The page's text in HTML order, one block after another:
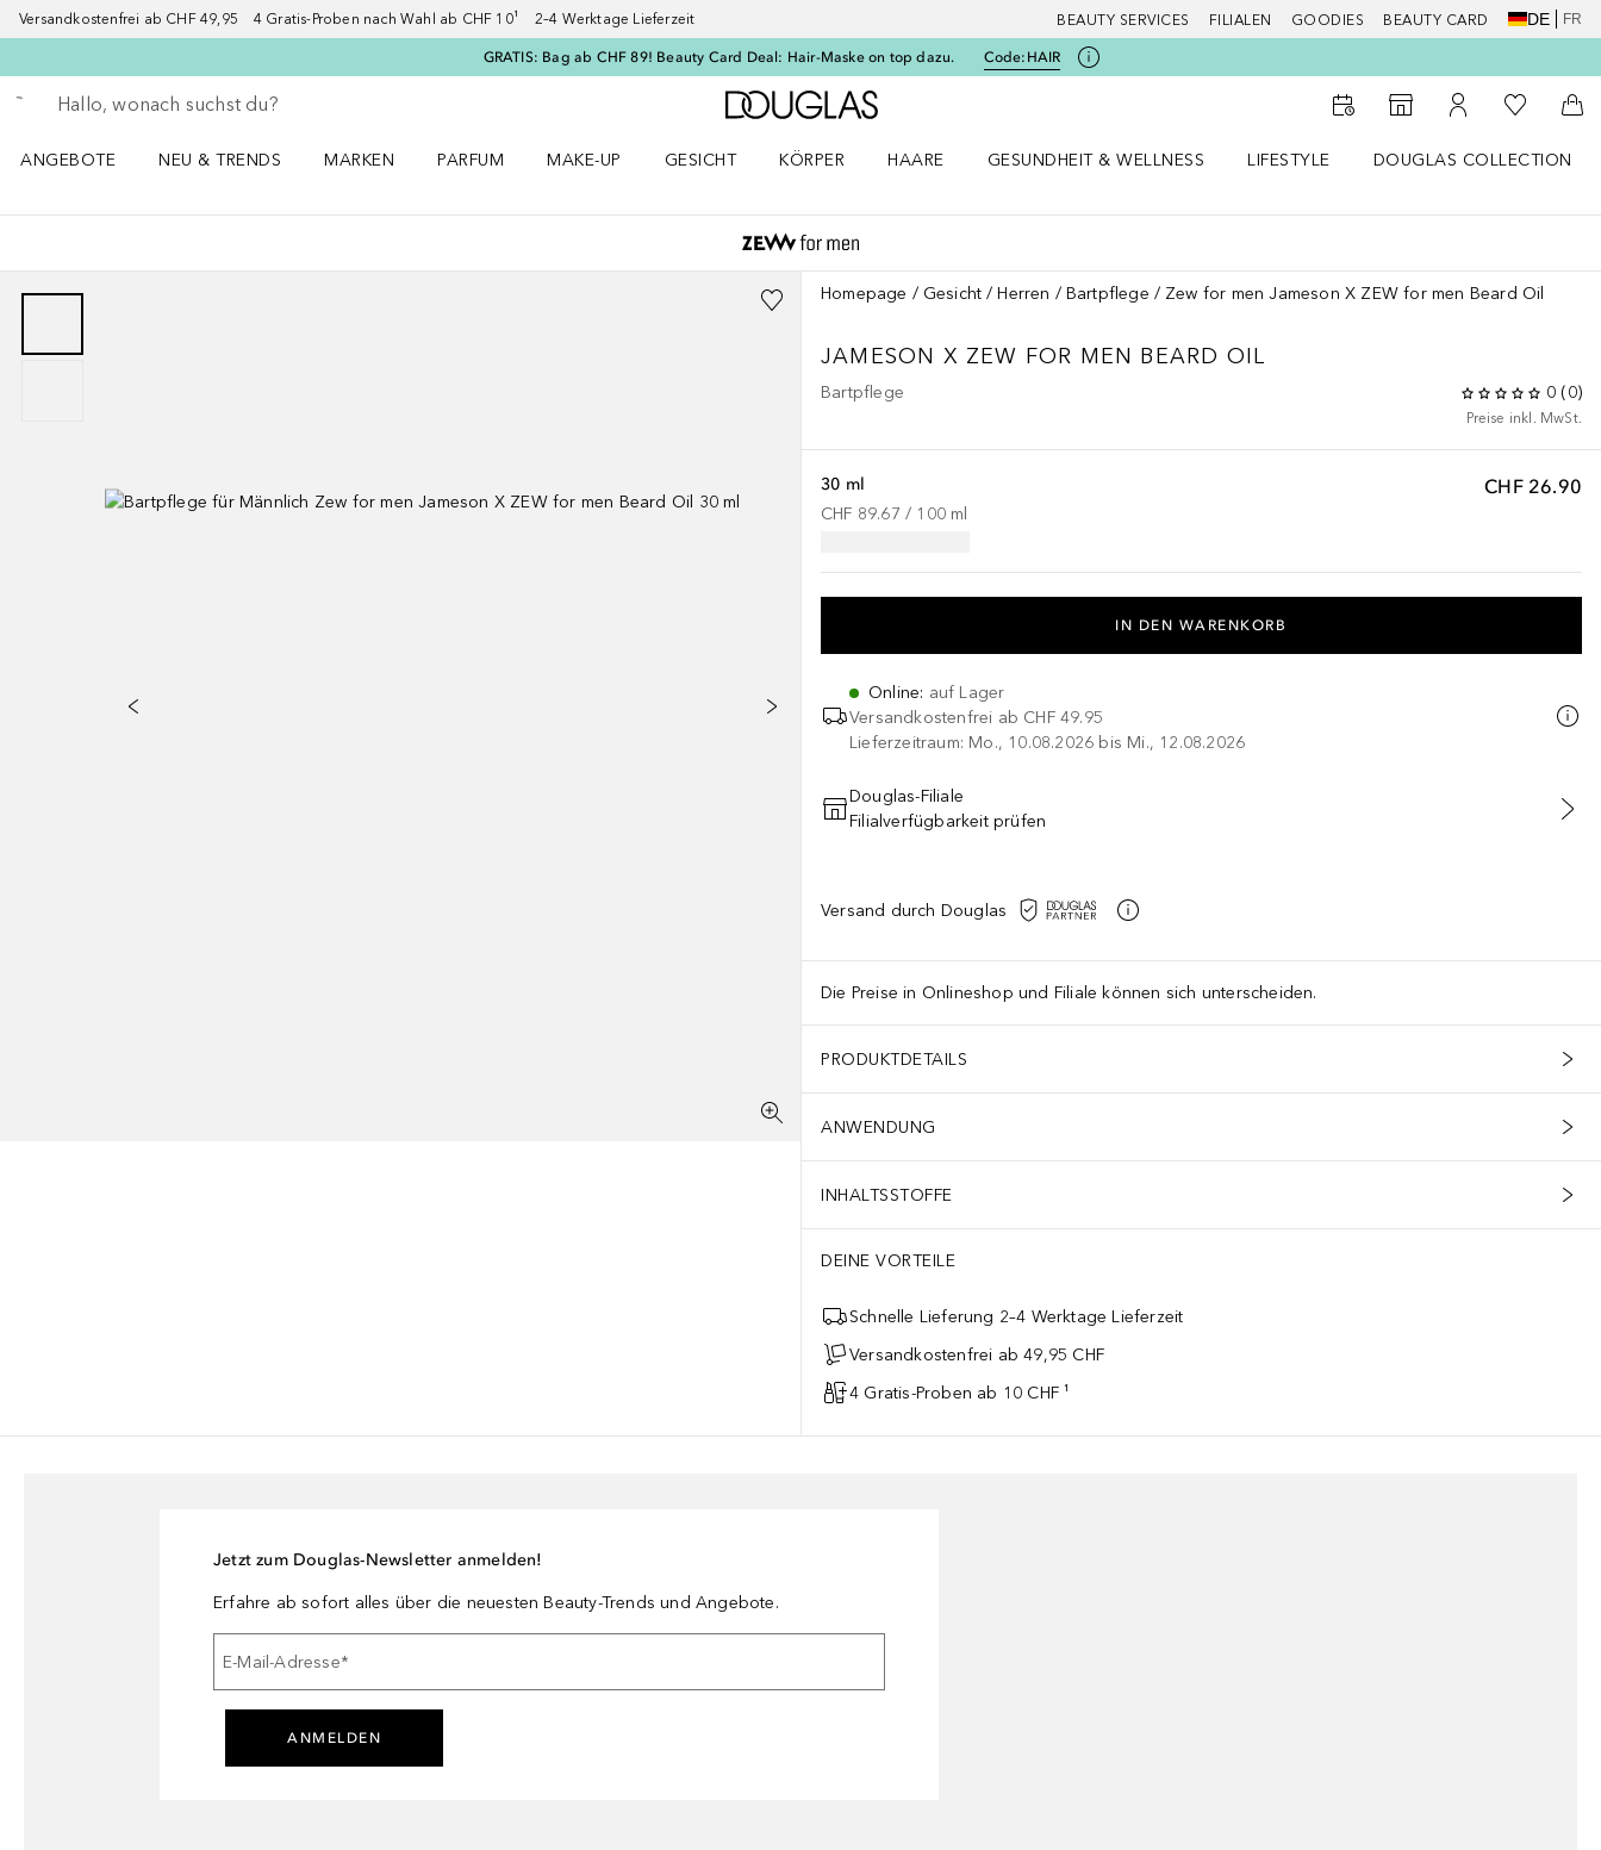
Versandkostenfrei ab CHF 49,95 4 Gratis-Proben nach Wahl ab CHF 10¹ 2–4 Werktage Lieferzeit BEAUTY SERVICES FILIALEN GOODIES BEAUTY CARD DE FR
GRATIS: Bag ab CHF 89! Beauty Card Deal: Hair-Maske on top dazu. Code: HAIR
Gehe zurück
Suche ausführen
Zur Douglas Startseite
Zum Storefinder
Zu Meinem
Zu Meiner
ANGEBOTE
NEU & TRENDS
MARKEN
PARFUM
MAKE-UP
GESICHT
KÖRPER
HAARE
GESUNDHEIT & WELLNESS
LIFESTYLE
DOUGLAS COLLECTION
Homepage Gesicht Herren Bartpflege Zew for men Jameson X ZEW for men Beard Oil
JAMESON X ZEW FOR MEN BEARD OIL
Bartpflege 0 (0)
Preise inkl. MwSt.
CHF 26.90
30 ml
CHF 89.67 / 100 ml
IN DEN WARENKORB
Online: auf Lager
Versandkostenfrei ab CHF 49.95
Lieferzeitraum: Mo., 10.08.2026 bis Mi., 12.08.2026
Douglas-Filiale
Filialverfügbarkeit prüfen
Versand durch Douglas
Die Preise in Onlineshop und Filiale können sich unterscheiden.
PRODUKTDETAILS
ANWENDUNG
INHALTSSTOFFE
DEINE VORTEILE
Schnelle Lieferung 2–4 Werktage Lieferzeit
Versandkostenfrei ab 49,95 CHF
4 Gratis-Proben ab 10 CHF ¹
Jetzt zum Douglas-Newsletter anmelden!
Erfahre ab sofort alles über die neuesten Beauty-Trends und Angebote.
E-Mail-Adresse*
ANMELDEN